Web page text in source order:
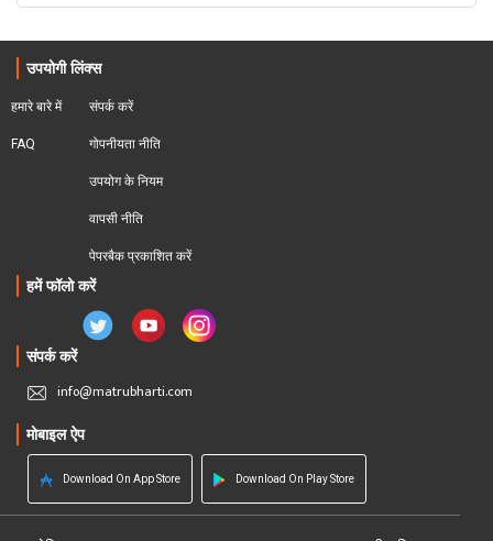
उपयोगी लिंक्स
हमारे बारे में
FAQ
संपर्क करें
गोपनीयता नीति
उपयोग के नियम
वापसी नीति
पेपरबैक प्रकाशित करें
हमें फॉलो करें
संपर्क करें
info@matrubharti.com
मोबाइल ऐप
Download On App Store Download On Play Store